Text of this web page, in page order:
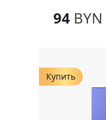
94 BYN
Купить